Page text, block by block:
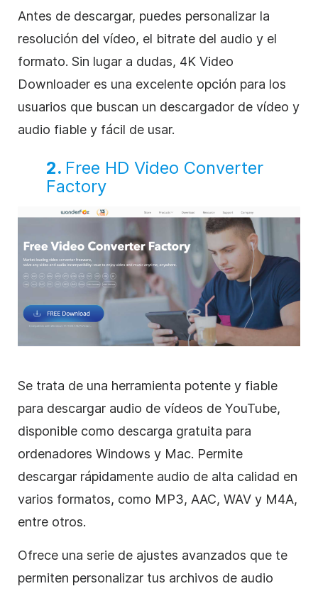
Antes de descargar, puedes personalizar la
resolución del vídeo, el bitrate del audio y el
formato. Sin lugar a dudas, 4K Video
Downloader es una excelente opción para los
usuarios que buscan un descargador de vídeo y
audio fiable y fácil de usar.
2. Free HD Video Converter
Factory
Se trata de una herramienta potente y fiable
para descargar audio de vídeos de YouTube,
disponible como descarga gratuita para
ordenadores Windows y Mac. Permite
descargar rápidamente audio de alta calidad en
varios formatos, como MP3, AAC, WAV y M4A,
entre otros.
Ofrece una serie de ajustes avanzados que te
permiten personalizar tus archivos de audio